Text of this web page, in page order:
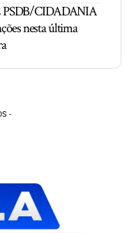
PSDB/CIDADANIA
nesta última
-